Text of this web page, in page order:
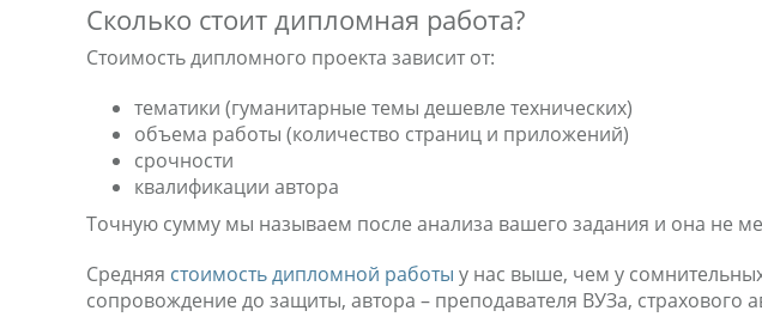
Сколько стоит дипломная работа?
Стоимость дипломного проекта зависит от:
тематики (гуманитарные темы дешевле технических)
объема работы (количество страниц и приложений)
срочности
квалификации автора
Точную сумму мы называем после анализа вашего задания и она не
Средняя стоимость дипломной работы у нас выше, чем у
сопровождение до защиты, автора – преподавателя ВУЗа, страхового